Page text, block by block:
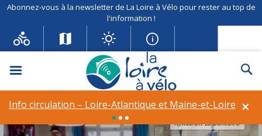
Abonnez-vous à la newsletter de La Loire à Vélo pour rester au top de
l'information !
Menu
×
Info circulation – Loire-Atlantique et Maine-et-Loire
Restaurant La Comédie©